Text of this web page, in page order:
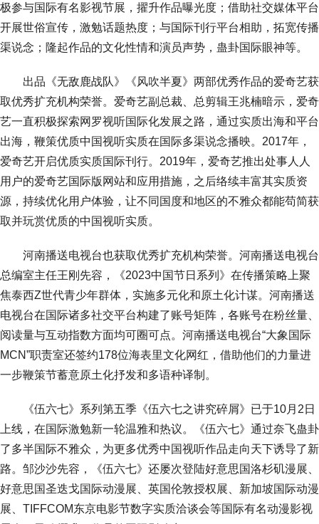
极参与国际有名影视节展，擢升作品曝光度；借助社交媒体平台
开展世俗宣传，激勉话题热度；与国际刊行平台相助，拓宽传播
渠说念；隆起作品的文化性情和演员声势，蛊卦国际眼神等。
出品《无敌鹿战队》《风吹半夏》两部优秀作品的爱奇艺获
取优秀扩充机构荣誉。爱奇艺副总裁、总剪辑王兆楠暗示，爱奇
艺一直积极探索网罗视听国际化发展之路，通过实质出海和平台
出海，鞭策优质中国视听实质在国际多渠说念播映。2017年，
爱奇艺开启优质实质国际刊行。2019年，爱奇艺推出处事人人
用户的爱奇艺国际版网站和应用措施，之后络续丰富其实质资
源，持续优化用户体验，让不同国度和地区的不雅众都能苟简获
取并玩赏优质的中国视听实质。
河南播送电视台也获取优秀扩充机构荣誉。河南播送电视台
总编室主任王刚先容，《2023中国节日系列》在传播策略上聚
焦泰西Z世代青少年群体，实施多元化和原土化计谋。河南播送
电视台在国际诸多社交平台构建了账号矩阵，各账号在粉丝量、
阅读量与互动指数方面均可圈可点。河南播送电视台“大象国际
MCN”职责室还签约178位海表里文化网红，借助他们的力量进
一步鞭策节蓄意原土化抒发和多语种译制。
《伍六七》系列第五季《伍六七之讲究碎屑》已于10月2日
上线，在国际激勉新一轮温雅和热议。《伍六七》通过奈飞蛊卦
了多半国际不雅众，为更多优秀中国视听作品走向天下诱导了新
路。邹沙沙先容，《伍六七》还屡次登陆好意思国洛杉矶漫展、
好意思国圣迭戈国际动漫展、英国伦敦授权展、新加坡国际动漫
展、TIFFCOM东京电影节数字实质洽谈会等国际有名动漫影视